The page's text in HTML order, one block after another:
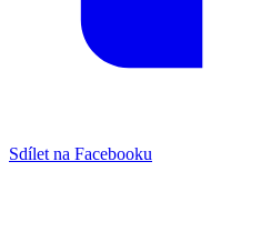
Sdílet na Facebooku